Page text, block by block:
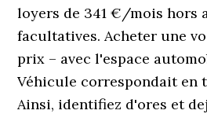
loyers de 341 €/mois hors
facultatives. Acheter une
prix – avec l'espace
Véhicule correspondait en
Ainsi, identifiez d'ores et